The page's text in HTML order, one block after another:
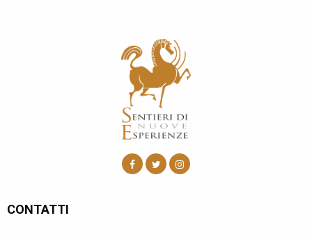
CONTATTI